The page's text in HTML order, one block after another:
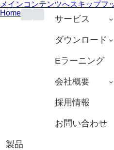
メインコンテンツへスキップフ
Home
サービス
ダウンロード
Eラーニング
会社概要
採用情報
お問い合わせ
製品